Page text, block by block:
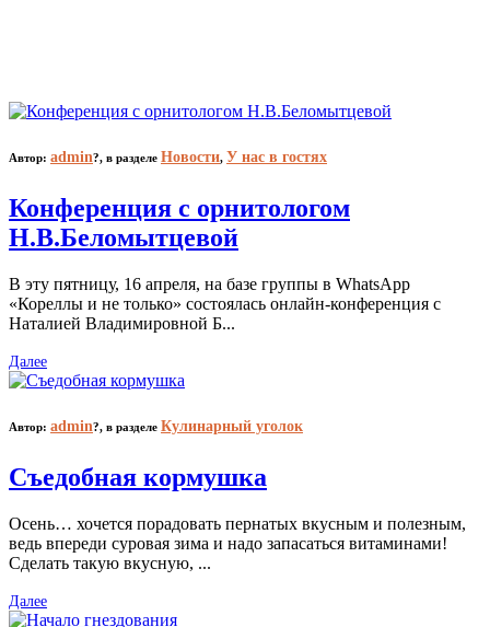
Автор: admin?, в разделе Новости, У нас в гостях
Конференция с орнитологом
Н.В.Беломытцевой
В эту пятницу, 16 апреля, на базе группы в WhatsApp
«Кореллы и не только» состоялась онлайн-конференция с
Наталией Владимировной Б...
Далее
Автор: admin?, в разделе Кулинарный уголок
Съедобная кормушка
Осень… хочется порадовать пернатых вкусным и полезным,
ведь впереди суровая зима и надо запасаться витаминами!
Сделать такую вкусную, ...
Далее